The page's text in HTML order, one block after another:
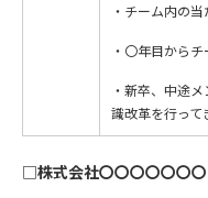
・チーム内の
・〇年目から
・新卒、中途
識改革を行って
□株式会社〇〇〇〇〇〇〇